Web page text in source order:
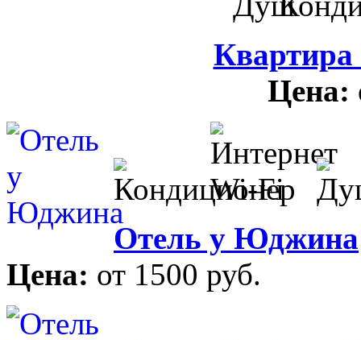
Цена:
Отель у Юджина
Цена: от 1500 руб.